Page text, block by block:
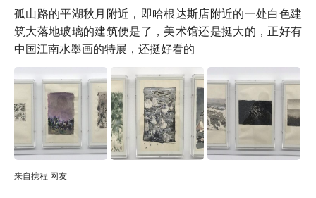
孤山路的平湖秋月附近，即哈根达斯店附近的一处白色建
筑大落地玻璃的建筑便是了，美术馆还是挺大的，正好有
中国江南水墨画的特展，还挺好看的
来自携程 网友